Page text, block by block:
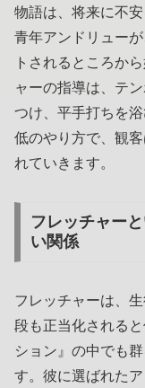
物語は、将来に不
青年アンドリュー
トされるところか
ャーの指導は、テ
つけ、平手打ちを
低のやり方で、観
れていきます。
フレッチャー
い関係
フレッチャーは、
段も正当化される
ション』の中でも
す。彼に選ばれた